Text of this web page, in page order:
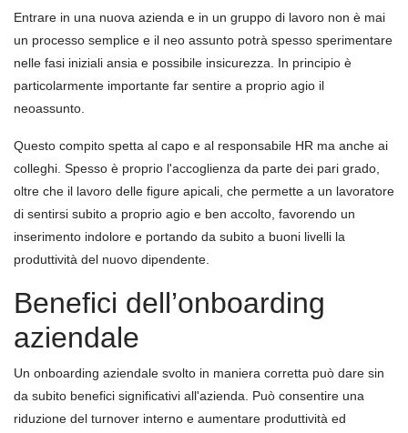
Entrare in una nuova azienda e in un gruppo di lavoro non è mai
un processo semplice e il neo assunto potrà spesso sperimentare
nelle fasi iniziali ansia e possibile insicurezza. In principio è
particolarmente importante far sentire a proprio agio il
neoassunto.
Questo compito spetta al capo e al responsabile HR ma anche ai
colleghi. Spesso è proprio l'accoglienza da parte dei pari grado,
oltre che il lavoro delle figure apicali, che permette a un lavoratore
di sentirsi subito a proprio agio e ben accolto, favorendo un
inserimento indolore e portando da subito a buoni livelli la
produttività del nuovo dipendente.
Benefici dell’onboarding
aziendale
Un onboarding aziendale svolto in maniera corretta può dare sin
da subito benefici significativi all'azienda. Può consentire una
riduzione del turnover interno e aumentare produttività ed